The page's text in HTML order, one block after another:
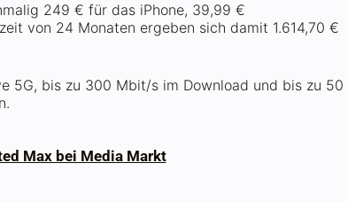
249 € für das iPhone, 39,99 €
von 24 Monaten ergeben sich damit 1.614,70 €
5G, bis zu 300 Mbit/s im Download und bis zu 50